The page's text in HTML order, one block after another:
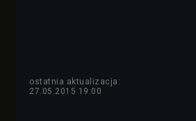
ostatnia aktualizacja:
27.05.2015 19:00